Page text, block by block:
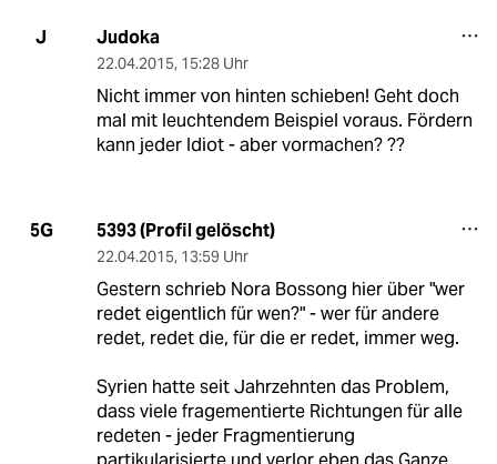
J Judoka
22.04.2015, 15:28 Uhr
Nicht immer von hinten schieben! Geht doch
mal mit leuchtendem Beispiel voraus. Fördern
kann jeder Idiot - aber vormachen? ??
5G 5393 (Profil gelöscht)
22.04.2015, 13:59 Uhr
Gestern schrieb Nora Bossong hier über "wer
redet eigentlich für wen?" - wer für andere
redet, redet die, für die er redet, immer weg.
Syrien hatte seit Jahrzehnten das Problem,
dass viele fragementierte Richtungen für alle
redeten - jeder Fragmentierung